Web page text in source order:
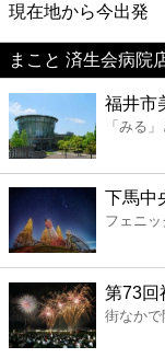
映画
美容
コンビニ
薬局
スーパー
エンタメ
現在地から今出発
まこと 済生会病院
福井市
「みる
下馬中
フェニ
第73回
街なかで